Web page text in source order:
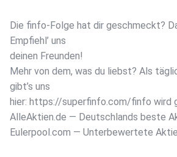
Die finfo-Folge hat dir geschmeckt?
Empfiehl’ uns
deinen Freunden!
Mehr von dem, was du liebst? Als
gibt’s uns
hier: https://superfinfo.com/finfo wird
AlleAktien.de — Deutschlands beste
Eulerpool.com — Unterbewertete